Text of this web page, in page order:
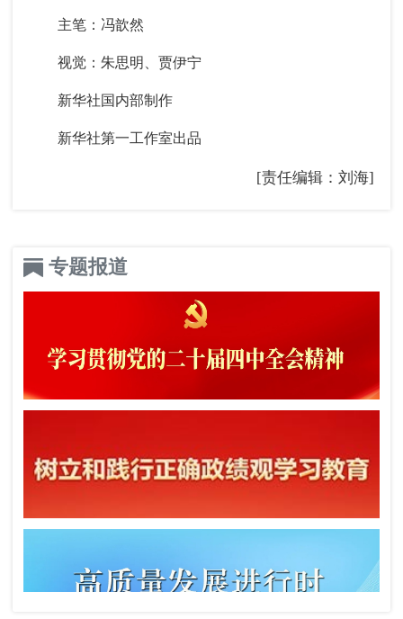
主笔：冯歆然
视觉：朱思明、贾伊宁
新华社国内部制作
新华社第一工作室出品
[责任编辑：刘海]
专题报道